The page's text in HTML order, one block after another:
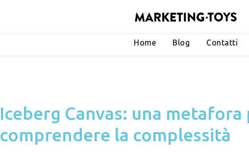
Home Blog Contatti
Iceberg Canvas: una metafora
comprendere la complessità